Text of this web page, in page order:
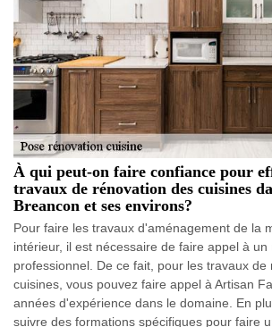
À qui peut-on faire confiance pour
travaux de rénovation des cuisines
Breancon et ses environs?
Pour faire les travaux d'aménagement de la
intérieur, il est nécessaire de faire appel à un
professionnel. De ce fait, pour les travaux de
cuisines, vous pouvez faire appel à Artisan
années d'expérience dans le domaine. En
suivre des formations spécifiques pour faire